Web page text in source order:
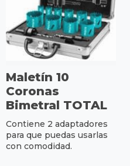
Maletín 10
Coronas
Bimetral TOTAL
Contiene 2 adaptadores
para que puedas usarlas
con comodidad.